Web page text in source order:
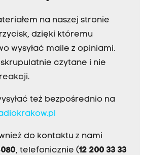
na naszej stronie
dzięki któremu
wysyłać maile z opiniami.
czytane i nie
też bezpośrednio na
do kontaktu z nami
, telefonicznie (12 200 33 33